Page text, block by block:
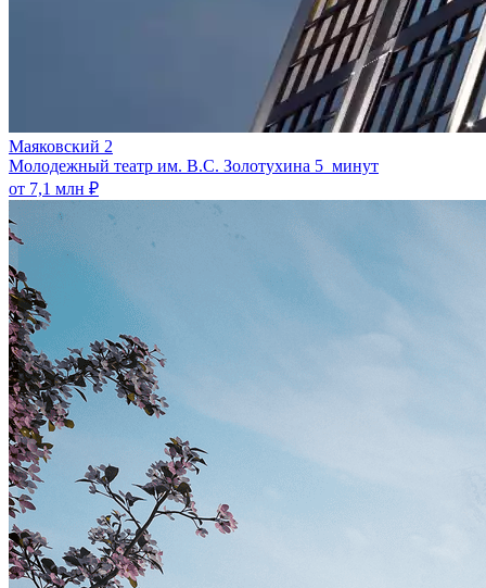
Маяковский 2
Молодежный театр им. В.С. Золотухина 5 минут
от 7,1 млн ₽